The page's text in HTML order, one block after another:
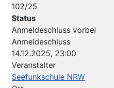
102/25
Status
Anmeldeschluss vorbei
Anmeldeschluss
14.12.2025, 23:00
Veranstalter
Seefunkschule NRW